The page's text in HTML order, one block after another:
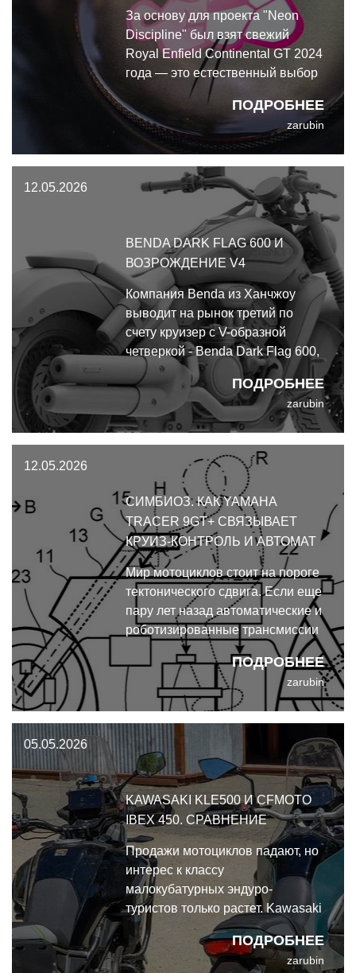
ПОДРОБНЕЕ
За основу для проекта "Neon
Discipline" был взят свежий
Royal Enfield Continental GT 2024
года — это естественный выбор
для постройки в стиле кафе-
рейсер внутри линейки
современной классики RE.zarubin
12.05.2026
BENDA DARK FLAG 600 И
ВОЗРОЖДЕНИЕ V4
ПОДРОБНЕЕ
Компания Benda из Ханчжоу
выводит на рынок третий по
счету круизер с V-образной
четверкой - Benda Dark Flag 600,
делая эту архитектуру
флагманской для своей линейки.
Benda Dark Flag 600 - а заявка на
доминирование в сегменте, где
раньше безраздельно правили
двухцилиндровые агрегаты.
zarubin
12.05.2026
СИМБИОЗ. КАК YAMAHA
TRACER 9GT+ СВЯЗЫВАЕТ
КРУИЗ-КОНТРОЛЬ И АВТОМАТ
ПОДРОБНЕЕ
Мир мотоциклов стоит на пороге
тектонического сдвига. Если еще
пару лет назад автоматические и
роботизированные трансмиссии
воспринимались как экзотика или
удел макси-скутеров, то сегодня
они стали главным полем боя
для инженеров.
zarubin
05.05.2026
KAWASAKI KLE500 И CFMOTO
IBEX 450. СРАВНЕНИЕ
ПОДРОБНЕЕ
Продажи мотоциклов падают, но
интерес к классу
малокубатурных эндуро-
туристов только растет. Kawasaki
KLE500 и CFMOTO Ibex 450 —
яркие представители этой
формации, предлагающие
zarubin